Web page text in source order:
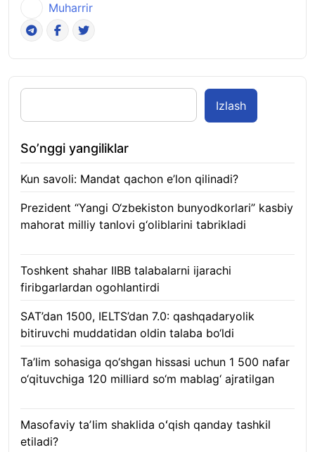
Muharrir
Izlash
So’nggi yangiliklar
Kun savoli: Mandat qachon e’lon qilinadi?
Prezident “Yangi O‘zbekiston bunyodkorlari” kasbiy
mahorat milliy tanlovi g‘oliblarini tabrikladi
Toshkent shahar IIBB talabalarni ijarachi
firibgarlardan ogohlantirdi
SAT’dan 1500, IELTS’dan 7.0: qashqadaryolik
bitiruvchi muddatidan oldin talaba bo‘ldi
Ta’lim sohasiga qo‘shgan hissasi uchun 1 500 nafar
o‘qituvchiga 120 milliard so‘m mablag‘ ajratilgan
Masofaviy taʼlim shaklida oʻqish qanday tashkil
etiladi?